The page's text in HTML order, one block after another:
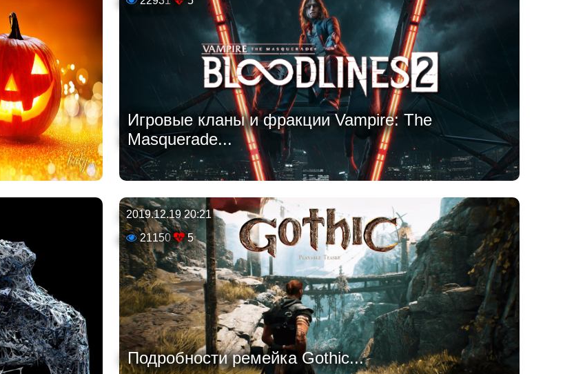
Игровые кланы и фракции Vampire: The
Masquerade...
2019.12.19 20:21
21150
5
Подробности ремейка Gothic...